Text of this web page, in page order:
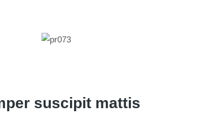
suscipit mattis